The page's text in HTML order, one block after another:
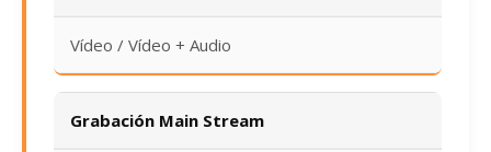
Vídeo / Vídeo + Audio
Grabación Main Stream